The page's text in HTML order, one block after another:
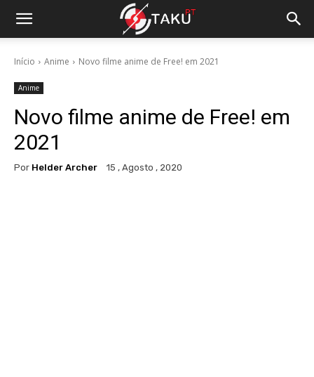
Início Anime Novo filme anime de Free! em 2021
Anime
Novo filme anime de Free! em
2021
Por Helder Archer 15 , Agosto , 2020